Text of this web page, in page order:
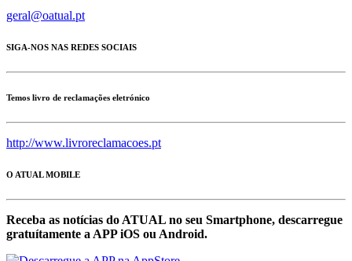
geral@oatual.pt
SIGA-NOS NAS REDES SOCIAIS
Temos livro de reclamações eletrónico
http://www.livroreclamacoes.pt
O ATUAL MOBILE
Receba as notícias do ATUAL no seu Smartphone, descarregue
gratuítamente a APP iOS ou Android.